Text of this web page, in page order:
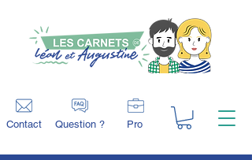
Contact Pro
Question ?